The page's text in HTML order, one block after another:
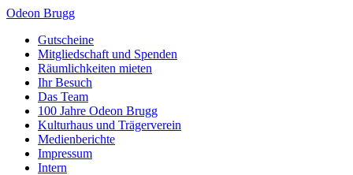
Odeon Brugg
Gutscheine
Mitgliedschaft und Spenden
Räumlichkeiten mieten
Ihr Besuch
Das Team
100 Jahre Odeon Brugg
Kulturhaus und Trägerverein
Medienberichte
Impressum
Intern